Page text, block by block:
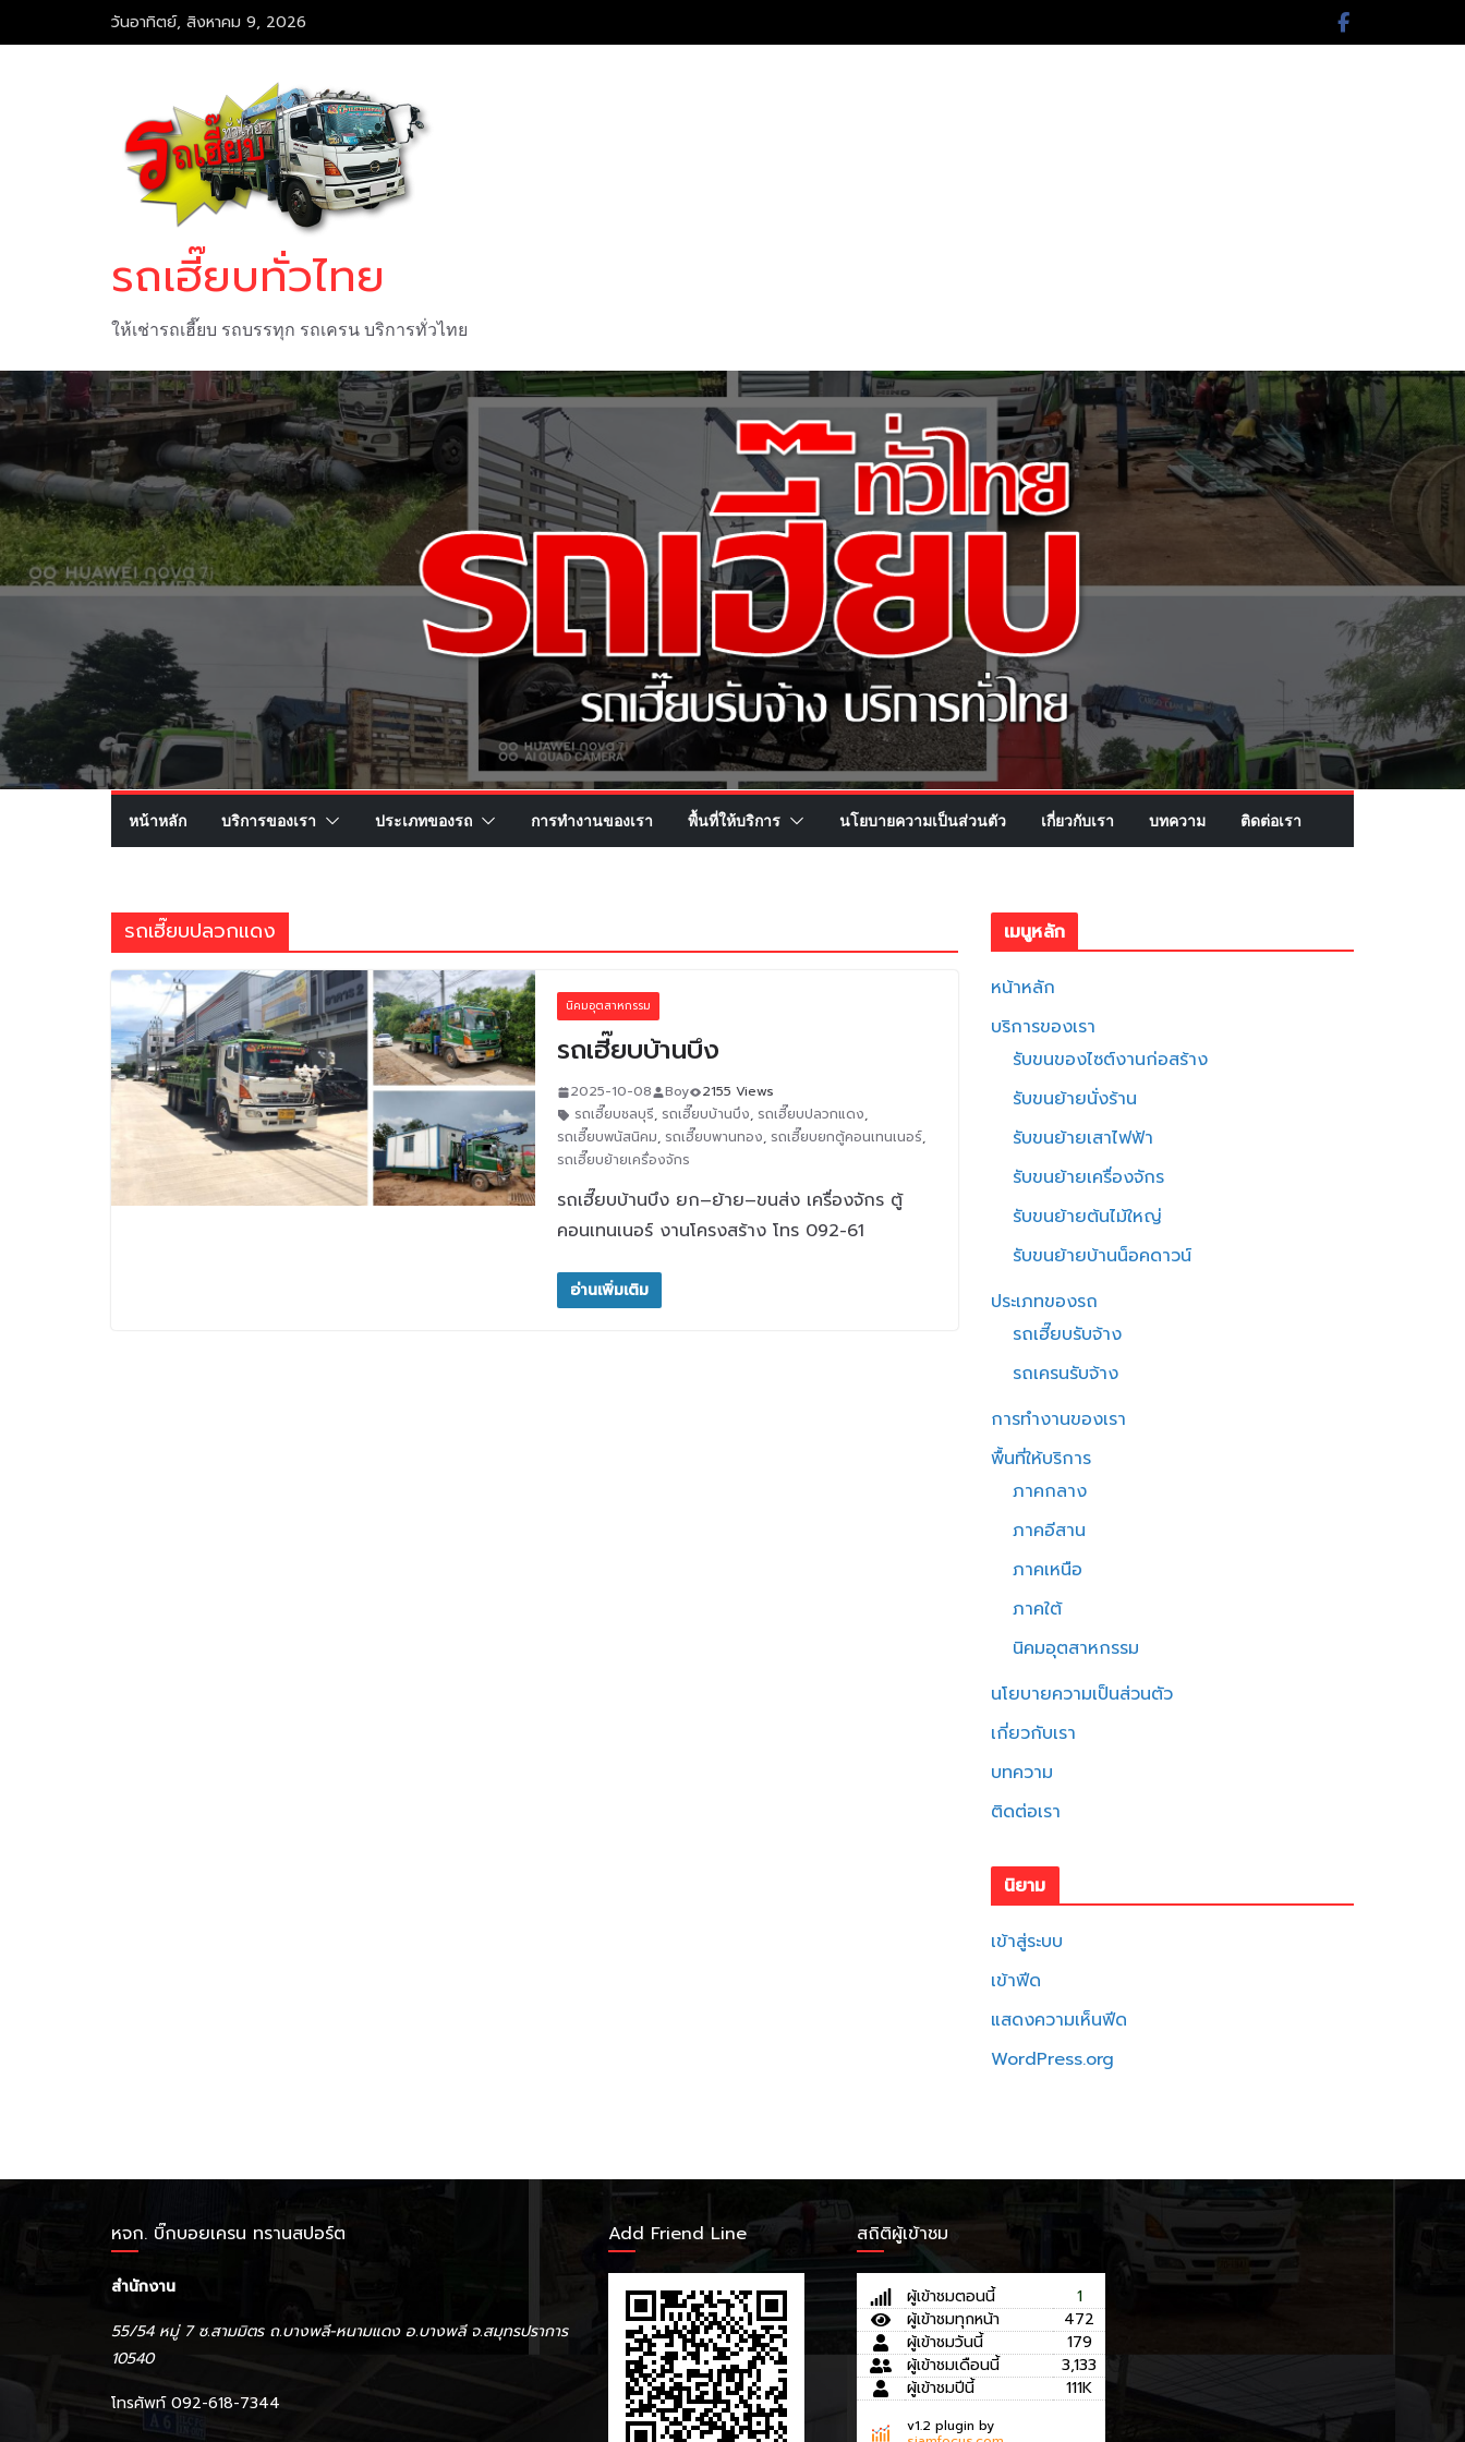
to
วันอาทิตย์, สิงหาคม 9, 2026
รถเฮี๊ยบทั่วไทย
ให้เช่ารถเฮี๊ยบ รถบรรทุก รถเครน บริการทั่วไทย
หน้าหลัก บริการของเรา ประเภทของรถ การทำงานของเรา พื้นที่ให้บริการ นโยบายความเป็นส่วนตัว เกี่ยวกับเรา บทความ ติดต่อเรา
รถเฮี๊ยบปลวกแดง
นิคมอุตสาหกรรม
รถเฮี๊ยบบ้านบึง
2025-10-08 Boy
2155 Views
รถเฮี๊ยบชลบุรี, รถเฮี๊ยบบ้านบึง, รถเฮี๊ยบปลวกแดง,
รถเฮี๊ยบพนัสนิคม, รถเฮี๊ยบพานทอง, รถเฮี๊ยบยกตู้คอนเทนเนอร์,
รถเฮี๊ยบย้ายเครื่องจักร
รถเฮี๊ยบบ้านบึง ยก–ย้าย–ขนส่ง เครื่องจักร ตู้
คอนเทนเนอร์ งานโครงสร้าง โทร 092-61
อ่านเพิ่มเติม
เมนูหลัก
หน้าหลัก
บริการของเรา
รับขนของไซต์งานก่อสร้าง
รับขนย้ายนั่งร้าน
รับขนย้ายเสาไฟฟ้า
รับขนย้ายเครื่องจักร
รับขนย้ายต้นไม้ใหญ่
รับขนย้ายบ้านน็อคดาวน์
ประเภทของรถ
รถเฮี๊ยบรับจ้าง
รถเครนรับจ้าง
การทำงานของเรา
พื้นที่ให้บริการ
ภาคกลาง
ภาคอีสาน
ภาคเหนือ
ภาคใต้
นิคมอุตสาหกรรม
นโยบายความเป็นส่วนตัว
เกี่ยวกับเรา
บทความ
ติดต่อเรา
นิยาม
เข้าสู่ระบบ
เข้าฟีด
แสดงความเห็นฟีด
WordPress.org
หจก. บิ๊กบอยเครน ทรานสปอร์ต
สำนักงาน
55/54 หมู่ 7 ซ.สามมิตร ถ.บางพลี-หนามแดง อ.บางพลี จ.สมุทรปราการ
10540
โทรศัพท์ 092-618-7344
Add Friend Line สถิติผู้เข้าชม
ผู้เข้าชมตอนนี้
1
ผู้เข้าชมทุกหน้า
472
ผู้เข้าชมวันนี้
179
ผู้เข้าชมเดือนนี้
3,133
ผู้เข้าชมปีนี้
111K
v1.2 plugin by